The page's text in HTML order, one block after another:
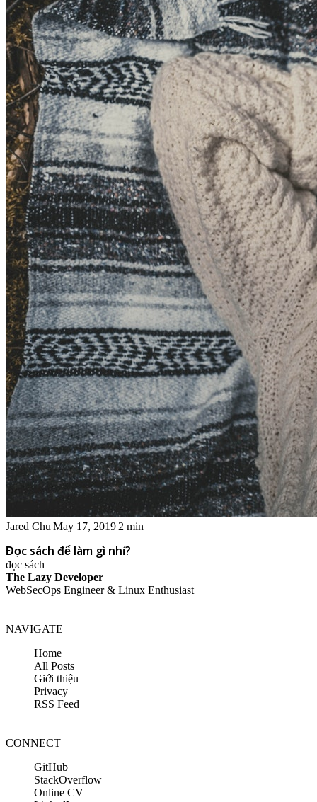
Jared Chu May 17, 2019 2 min
Đọc sách để làm gì nhỉ?
đọc sách
The Lazy Developer
WebSecOps Engineer & Linux Enthusiast
NAVIGATE
Home
All Posts
Giới thiệu
Privacy
RSS Feed
CONNECT
GitHub
StackOverflow
Online CV